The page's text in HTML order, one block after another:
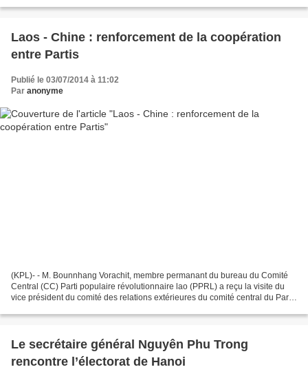
Laos - Chine : renforcement de la coopération
entre Partis
Publié le 03/07/2014 à 11:02
Par anonyme
(KPL)- - M. Bounnhang Vorachit, membre permanant du bureau du Comité
Central (CC) Parti populaire révolutionnaire lao (PPRL) a reçu la visite du
vice président du comité des relations extérieures du comité central du Parti
Le secrétaire général Nguyên Phu Trong
rencontre l’électorat de Hanoi